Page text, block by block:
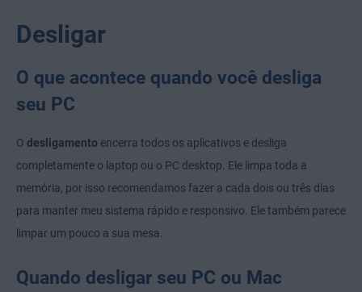
Desligar
O que acontece quando você desliga
seu PC
O desligamento encerra todos os aplicativos e desliga
completamente o laptop ou o PC desktop. Ele limpa toda a
memória, por isso recomendamos fazer a cada dois ou três dias
para manter meu sistema rápido e responsivo. Ele também parece
limpar um pouco a sua mesa.
Quando desligar seu PC ou Mac